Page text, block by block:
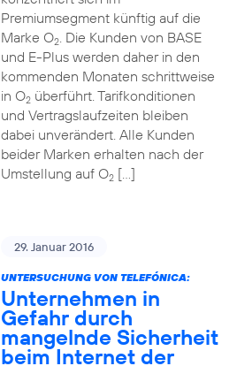
Premiumsegment künftig auf die
Marke O2. Die Kunden von BASE
und E-Plus werden daher in den
kommenden Monaten schrittweise
in O2überführt. Tarifkonditionen
und Vertragslaufzeiten bleiben
dabei unverändert. Alle Kunden
beider Marken erhalten nach der
Umstellung auf O2[…]
29. Januar 2016
UNTERSUCHUNG VON TELEFÓNICA:
Unternehmen in
Gefahr durch
mangelnde Sicherheit
beim Internet der